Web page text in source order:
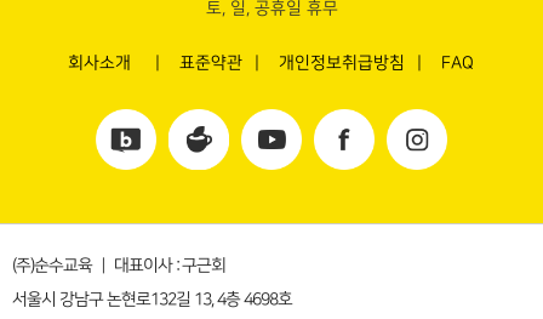
토, 일, 공휴일 휴무
회사소개 표준약관 개인정보취급방침 FAQ
(주)순수교육 ｜ 대표이사 : 구근회
서울시 강남구 논현로132길 13, 4층 4698호